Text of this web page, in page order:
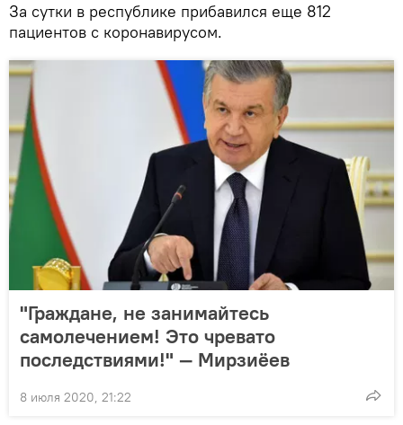
За сутки в республике прибавился еще 812
пациентов с коронавирусом.
"Граждане, не занимайтесь
самолечением! Это чревато
последствиями!" — Мирзиёев
8 июля 2020, 21:22